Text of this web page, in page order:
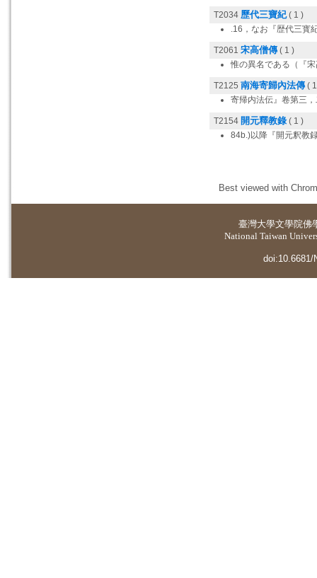
T2034 歷代三寶紀( 1 )
.16，なお『歴代三寳
T2061 宋高僧傳 ( 1 )
惟の異名である（『
T2125 南海寄歸內法傳 (
寄帰内法伝』卷第三
T2154 開元釋教錄( 1 )
84b.)以降『開元釈教
Best viewed with
臺灣大學文學院佛
National Taiwan
doi:10.6681/